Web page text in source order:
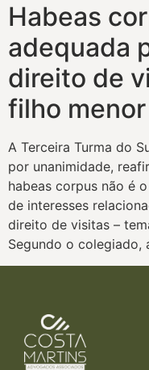
Habeas
adequada
direito de
filho menor
A Terceira Turma do
por unanimidade,
habeas corpus não é
de interesses
direito de visitas –
Segundo o colegiado,